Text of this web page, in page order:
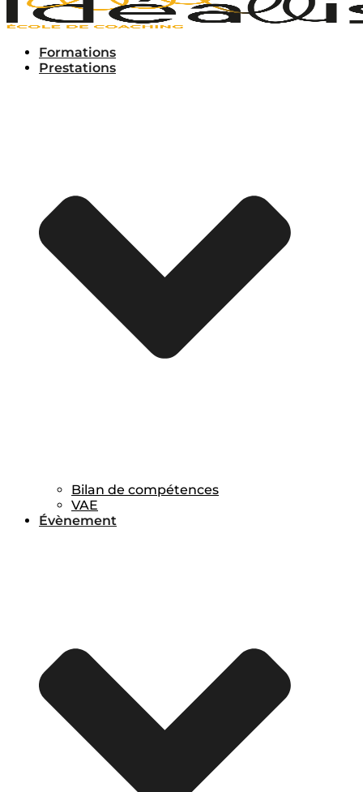
Formations
Prestations
Bilan de compétences
VAE
Évènement